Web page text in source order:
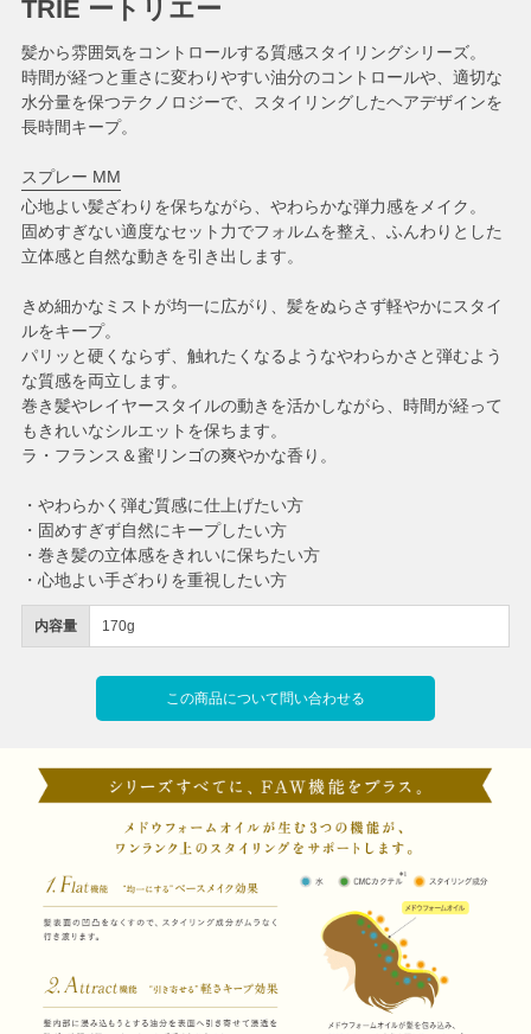
内容量 170g
この商品について問い合わせる
TRIE ートリエー
髪から雰囲気をコントロールする質感スタイリングシリーズ。
時間が経つと重さに変わりやすい油分のコントロールや、適切な
水分量を保つテクノロジーで、スタイリングしたヘアデザインを
長時間キープ。
スプレー MM
心地よい髪ざわりを保ちながら、やわらかな弾力感をメイク。
固めすぎない適度なセット力でフォルムを整え、ふんわりとした
立体感と自然な動きを引き出します。
きめ細かなミストが均一に広がり、髪をぬらさず軽やかにスタイ
ルをキープ。
パリッと硬くならず、触れたくなるようなやわらかさと弾むよう
な質感を両立します。
巻き髪やレイヤースタイルの動きを活かしながら、時間が経って
もきれいなシルエットを保ちます。
ラ・フランス＆蜜リンゴの爽やかな香り。
・やわらかく弾む質感に仕上げたい方
・固めすぎず自然にキープしたい方
・巻き髪の立体感をきれいに保ちたい方
・心地よい手ざわりを重視したい方